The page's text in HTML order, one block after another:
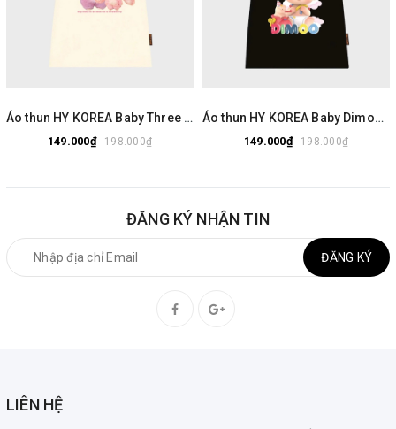
Áo thun HY KOREA Baby Three Gấu Tím 2524 tay lỡ cotton 75 form rộng nam nữ unisex
149.000₫ 198.000₫
Áo thun HY KOREA Baby Dimoo 1803 tay lỡ cotton 75 form rộng nam nữ unisex
149.000₫ 198.000₫
ĐĂNG KÝ NHẬN TIN
ĐĂNG KÝ
LIÊN HỆ